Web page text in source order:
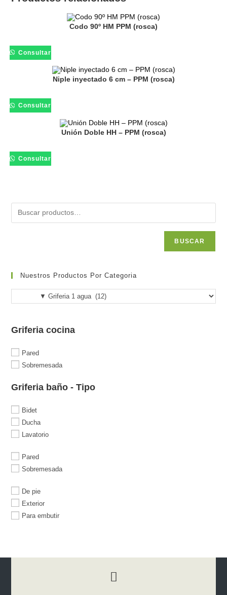
Codo 90º HM PPM (rosca)
Consultar
Niple inyectado 6 cm – PPM (rosca)
Consultar
Unión Doble HH – PPM (rosca)
Consultar
BUSCAR
Nuestros Productos Por Categoria
Griferia cocina
Pared
Sobremesada
Griferia baño - Tipo
Bidet
Ducha
Lavatorio
Pared
Sobremesada
De pie
Exterior
Para embutir